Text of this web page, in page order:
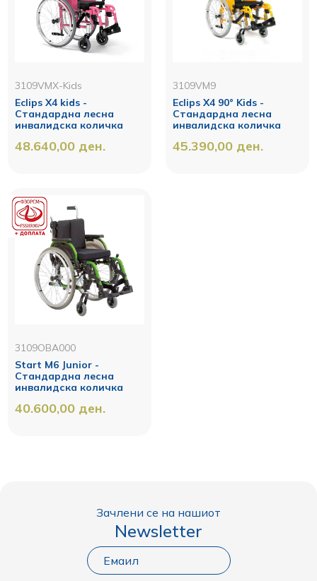
3109VMX-Kids
Eclips X4 kids -
Стандардна лесна
инвалидска количка
48.640,00 ден.
3109VM9
Eclips X4 90° Kids -
Стандардна лесна
инвалидска количка
45.390,00 ден.
3109OBA000
Start M6 Junior -
Стандардна лесна
инвалидска количка
40.600,00 ден.
Зачлени се на нашиот
Newsletter